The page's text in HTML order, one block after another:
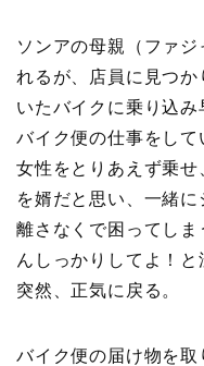
ソンアの母親（ファ
れるが、店員に見つ
いたバイクに乗り込み
バイク便の仕事をし
女性をとりあえず乗
を婿だと思い、一緒
離さなくで困ってしま
んしっかりしてよ！
突然、正気に戻る。
バイク便の届け物を